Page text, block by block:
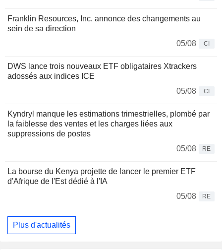
Franklin Resources, Inc. annonce des changements au
sein de sa direction
05/08
CI
DWS lance trois nouveaux ETF obligataires Xtrackers
adossés aux indices ICE
05/08
CI
Kyndryl manque les estimations trimestrielles, plombé par
la faiblesse des ventes et les charges liées aux
suppressions de postes
05/08
RE
La bourse du Kenya projette de lancer le premier ETF
d'Afrique de l'Est dédié à l'IA
05/08
RE
Plus d'actualités